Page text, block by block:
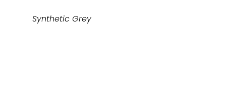
Synthetic Grey